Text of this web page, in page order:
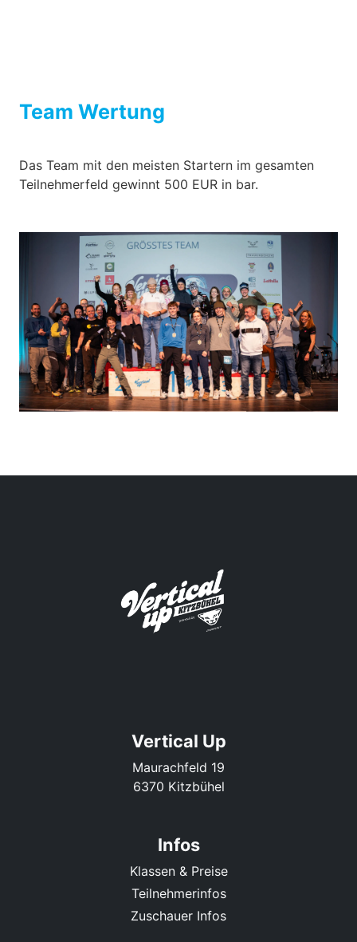
Team Wertung
Das Team mit den meisten Startern im gesamten
Teilnehmerfeld gewinnt 500 EUR in bar.
Vertical Up
Maurachfeld 19
6370 Kitzbühel
Infos
Klassen & Preise
Teilnehmerinfos
Zuschauer Infos